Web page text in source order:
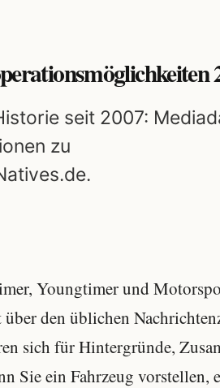
seit 2007:
zu
Youngtimer und
den üblichen
sich für Hintergründe,
Sie ein Fahrzeug vorstellen,